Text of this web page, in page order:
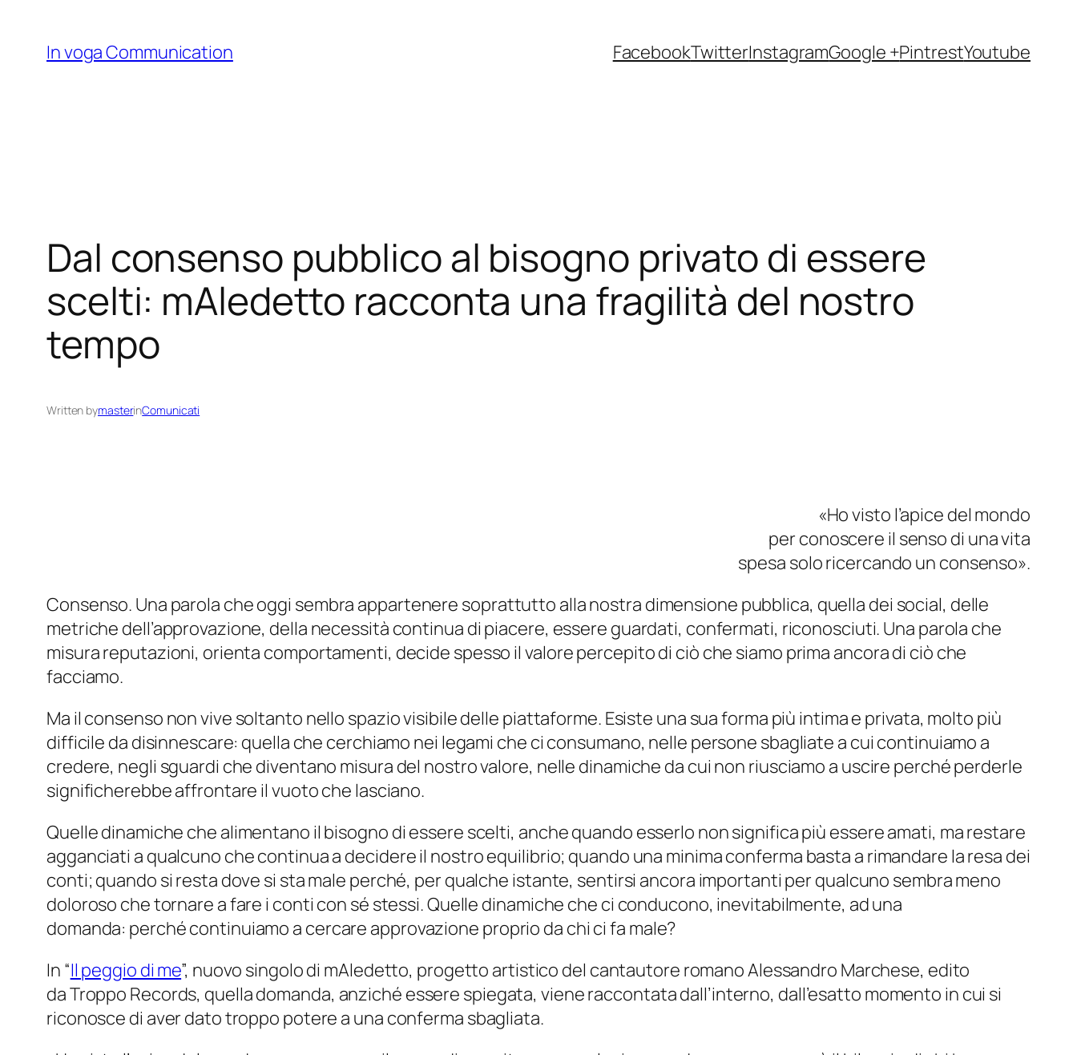
content
In voga Communication FacebookTwitterInstagramGoogle +PintrestYoutube
Dal consenso pubblico al bisogno privato di essere
scelti: mAledetto racconta una fragilità del nostro
tempo
Written bymasterinComunicati
«Ho visto l’apice del mondo
per conoscere il senso di una vita
spesa solo ricercando un consenso».
Consenso. Una parola che oggi sembra appartenere soprattutto alla nostra dimensione pubblica, quella dei social, delle
metriche dell’approvazione, della necessità continua di piacere, essere guardati, confermati, riconosciuti. Una parola che
misura reputazioni, orienta comportamenti, decide spesso il valore percepito di ciò che siamo prima ancora di ciò che
facciamo.
Ma il consenso non vive soltanto nello spazio visibile delle piattaforme. Esiste una sua forma più intima e privata, molto più
difficile da disinnescare: quella che cerchiamo nei legami che ci consumano, nelle persone sbagliate a cui continuiamo a
credere, negli sguardi che diventano misura del nostro valore, nelle dinamiche da cui non riusciamo a uscire perché perderle
significherebbe affrontare il vuoto che lasciano.
Quelle dinamiche che alimentano il bisogno di essere scelti, anche quando esserlo non significa più essere amati, ma restare
agganciati a qualcuno che continua a decidere il nostro equilibrio; quando una minima conferma basta a rimandare la resa dei
conti; quando si resta dove si sta male perché, per qualche istante, sentirsi ancora importanti per qualcuno sembra meno
doloroso che tornare a fare i conti con sé stessi. Quelle dinamiche che ci conducono, inevitabilmente, ad una
domanda: perché continuiamo a cercare approvazione proprio da chi ci fa male?
In “Il peggio di me”, nuovo singolo di mAledetto, progetto artistico del cantautore romano Alessandro Marchese, edito
daTroppo Records, quella domanda, anziché essere spiegata, viene raccontata dall’interno, dall’esatto momento in cui si
riconosce di aver dato troppo potere a una conferma sbagliata.